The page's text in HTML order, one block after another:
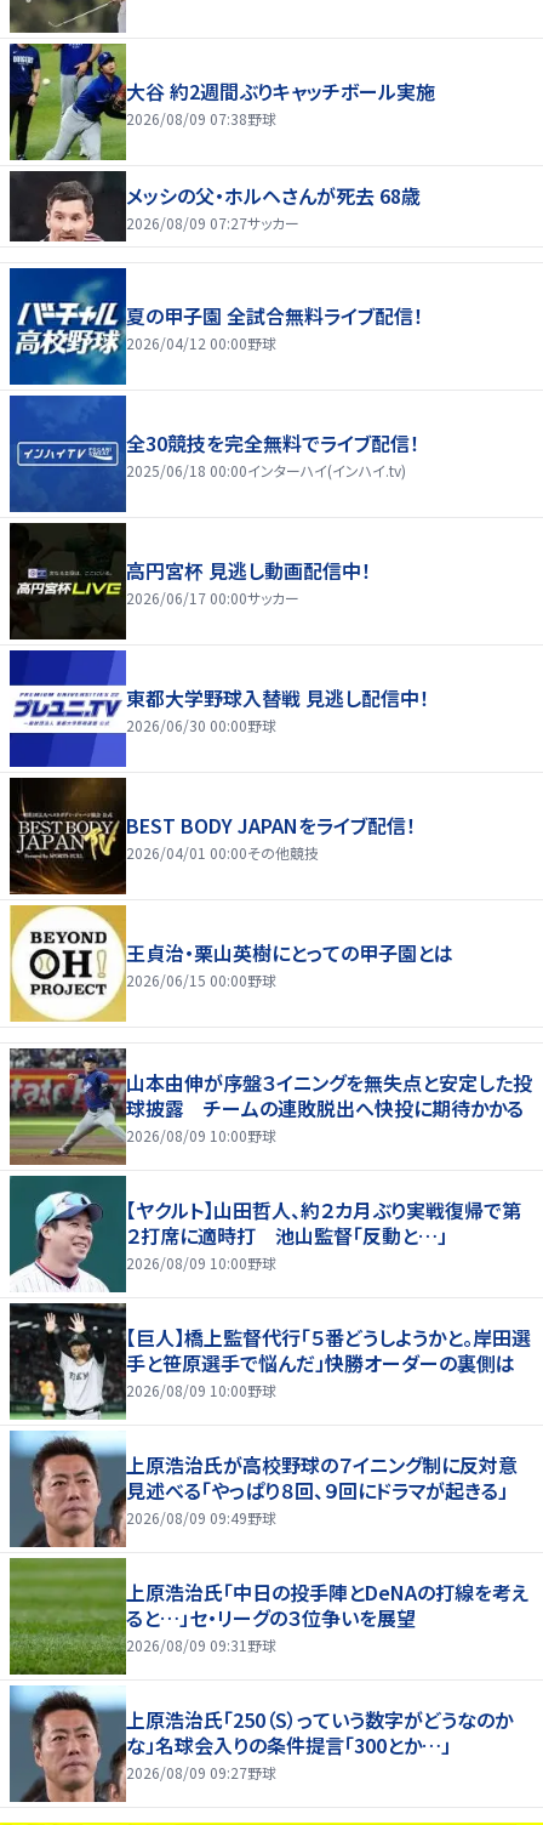
大谷 約2週間ぶりキャッチボール実施
2026/08/09 07:38野球
メッシの父・ホルヘさんが死去 68歳
2026/08/09 07:27サッカー
夏の甲子園 全試合無料ライブ配信！
2026/04/12 00:00野球
全30競技を完全無料でライブ配信！
2025/06/18 00:00インターハイ(インハイ.tv)
高円宮杯 見逃し動画配信中！
2026/06/17 00:00サッカー
東都大学野球入替戦 見逃し配信中！
2026/06/30 00:00野球
BEST BODY JAPANをライブ配信！
2026/04/01 00:00その他競技
王貞治・栗山英樹にとっての甲子園とは
2026/06/15 00:00野球
山本由伸が序盤３イニングを無失点と安定した投
球披露 チームの連敗脱出へ快投に期待かかる
2026/08/09 10:00野球
【ヤクルト】山田哲人、約２カ月ぶり実戦復帰で第
２打席に適時打 池山監督「反動と…」
2026/08/09 10:00野球
【巨人】橋上監督代行「５番どうしようかと。岸田選
手と笹原選手で悩んだ」快勝オーダーの裏側は
2026/08/09 10:00野球
上原浩治氏が高校野球の７イニング制に反対意
見述べる「やっぱり８回、９回にドラマが起きる」
2026/08/09 09:49野球
上原浩治氏「中日の投手陣とDeNAの打線を考え
ると…」セ・リーグの３位争いを展望
2026/08/09 09:31 野球
上原浩治氏「250（S）っていう数字がどうなのか
な」名球会入りの条件提言「300とか…」
2026/08/09 09:27野球